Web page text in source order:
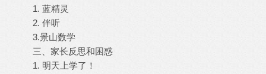
1. 蓝精灵
2. 伴听
3.景山数学
三、家长反思和困惑
1. 明天上学了！